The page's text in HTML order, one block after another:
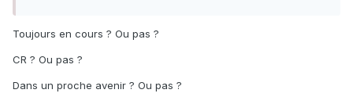
Toujours en cours ? Ou pas ?
CR ? Ou pas ?
Dans un proche avenir ? Ou pas ?